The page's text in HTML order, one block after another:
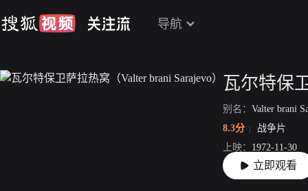
导航
别名： Valter brani
8.3分
战争片
上映： 1972-11-30
片长： 128分31秒
立即观看